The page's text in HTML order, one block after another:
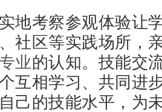
地考察参观体验让
社区等实践场所，
业的认知。技能交
互相学习、共同进
己的技能水平，为